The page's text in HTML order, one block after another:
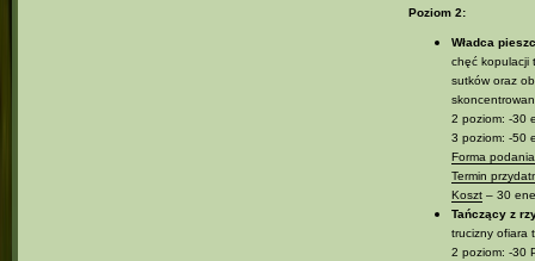
Poziom 2:
Władca
chęć kopulacji
sutków oraz
2 poziom: -30
3 poziom: -50
Forma
Termin
Koszt– 30
Tańczący z
trucizny ofiara
2 poziom: -30